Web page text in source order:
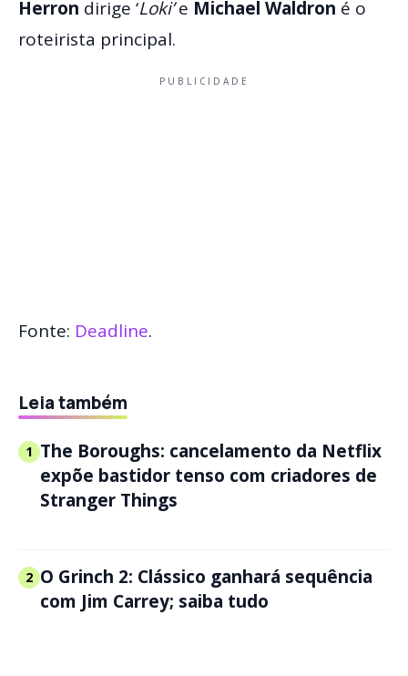
Herron dirige ‘Loki’e Michael Waldron é o
roteirista principal.
PUBLICIDADE
Fonte: Deadline.
Leia também
1 The Boroughs: cancelamento da Netflix
expõe bastidor tenso com criadores de
Stranger Things
2 O Grinch 2: Clássico ganhará sequência
com Jim Carrey; saiba tudo